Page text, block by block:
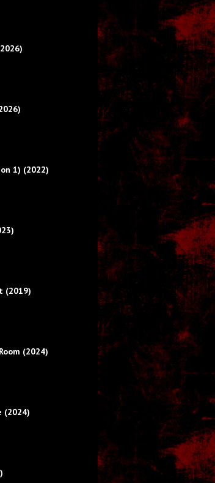
1) (2022)
(2019)
(2024)
(2024)